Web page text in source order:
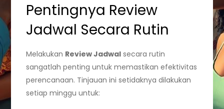
Pentingnya Review
Jadwal Secara Rutin
Melakukan Review Jadwal secara rutin
sangatlah penting untuk memastikan efektivitas
perencanaan. Tinjauan ini setidaknya dilakukan
setiap minggu untuk: